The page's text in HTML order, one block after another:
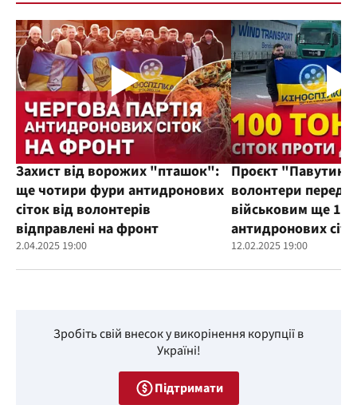
Захист від ворожих "пташок":
ще чотири фури антидронових
сіток від волонтерів
відправлені на фронт
2.04.2025 19:00
Проєкт
волонтери
військовим ще
антидронових
12.02.2025 19:00
Зробіть свій внесок у викорінення корупції в
Україні!
Підтримати